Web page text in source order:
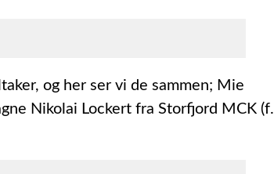
og her ser vi de sammen; Mie
Nikolai Lockert fra Storfjord MCK (f.